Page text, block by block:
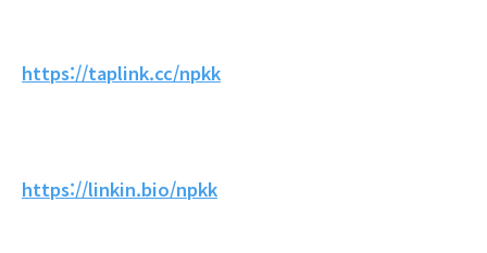
https://taplink.cc/npkk
https://linkin.bio/npkk